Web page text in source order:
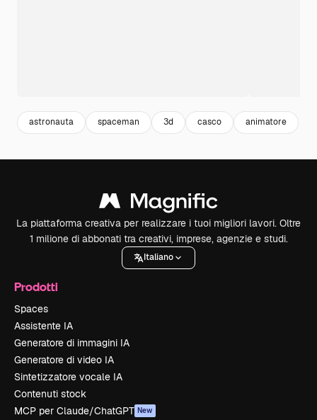
astronauta spaceman 3d casco animatore
La piattaforma creativa per realizzare i tuoi migliori lavori. Oltre
1 milione di abbonati tra creativi, imprese, agenzie e studi.
Italiano
Prodotti
Spaces
Assistente IA
Generatore di immagini IA
Generatore di video IA
Sintetizzatore vocale IA
Contenuti stock
MCP per Claude/ChatGPT New